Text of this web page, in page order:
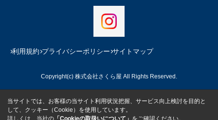
利用規約 プライバシーポリシー サイトマップ
Copyright(c) 株式会社さくら屋 All Rights Reserved.
当サイトでは、お客様の当サイト利用状況把握、サービス向上検討を目的と
して、クッキー（Cookie）を使用しています。
詳しくは、当社の 「Cookieの取扱いについて」 をご確認ください。